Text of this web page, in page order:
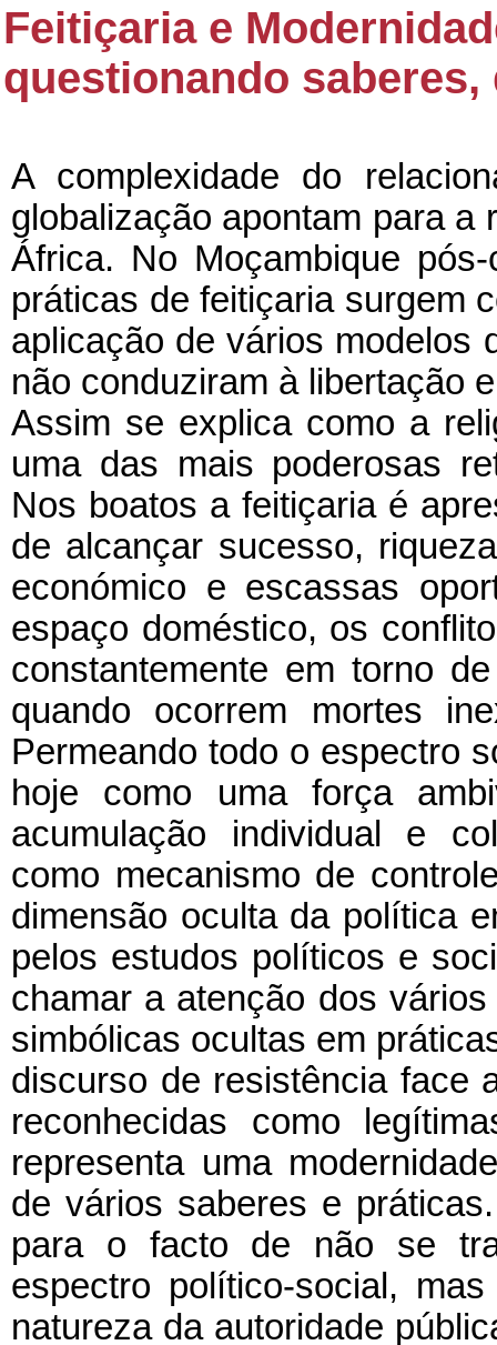
Feitiçaria e
questionando
A complexidade do
globalização apontam para a
África. No Moçambique
práticas de feitiçaria surgem
aplicação de vários modelos
não conduziram à libertação
Assim se explica como a
uma das mais poderosas
Nos boatos a feitiçaria é
de alcançar sucesso,
económico e escassas
espaço doméstico, os
constantemente em torno
quando ocorrem mortes
Permeando todo o espectro
hoje como uma força
acumulação individual e
como mecanismo de
dimensão oculta da política
pelos estudos políticos e
chamar a atenção dos
simbólicas ocultas em
discurso de resistência face
reconhecidas como
representa uma
de vários saberes e
para o facto de não se
espectro político-social,
natureza da autoridade